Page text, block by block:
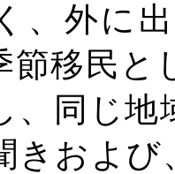
、外に
節移民
、同じ
きおよ